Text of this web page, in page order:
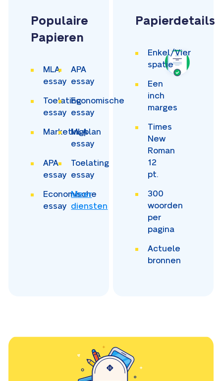
Populaire
Papieren
MLA
essay
APA
essay
Toelating
essay
Economische
essay
Marketingplan
MLA
essay
APA
essay
Toelating
essay
Economische
essay
Meer
diensten
Papierdetails
Enkel/Vier
spatie
Een
inch
marges
Times
New
Roman
12
pt.
300
woorden
per
pagina
Actuele
bronnen